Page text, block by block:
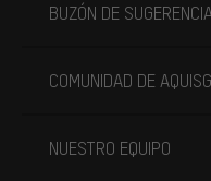
BUZÓN DE
COMUNIDAD DE
NUESTRO EQUIPO